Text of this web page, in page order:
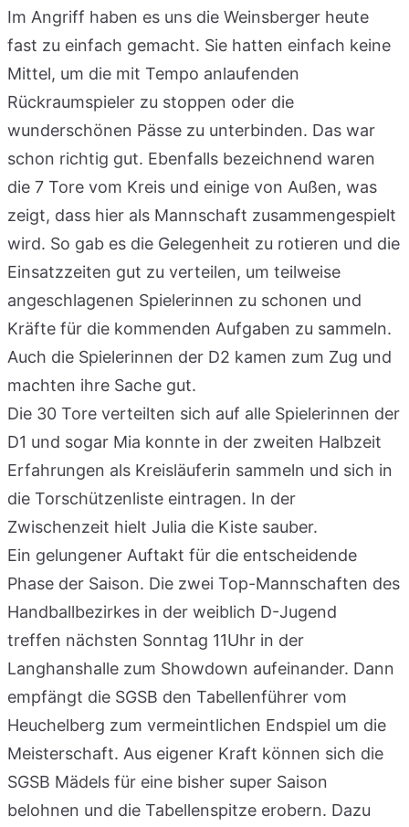
Im Angriff haben es uns die Weinsberger heute
fast zu einfach gemacht. Sie hatten einfach keine
Mittel, um die mit Tempo anlaufenden
Rückraumspieler zu stoppen oder die
wunderschönen Pässe zu unterbinden. Das war
schon richtig gut. Ebenfalls bezeichnend waren
die 7 Tore vom Kreis und einige von Außen, was
zeigt, dass hier als Mannschaft zusammengespielt
wird. So gab es die Gelegenheit zu rotieren und die
Einsatzzeiten gut zu verteilen, um teilweise
angeschlagenen Spielerinnen zu schonen und
Kräfte für die kommenden Aufgaben zu sammeln.
Auch die Spielerinnen der D2 kamen zum Zug und
machten ihre Sache gut.
Die 30 Tore verteilten sich auf alle Spielerinnen der
D1 und sogar Mia konnte in der zweiten Halbzeit
Erfahrungen als Kreisläuferin sammeln und sich in
die Torschützenliste eintragen. In der
Zwischenzeit hielt Julia die Kiste sauber.
Ein gelungener Auftakt für die entscheidende
Phase der Saison. Die zwei Top-Mannschaften des
Handballbezirkes in der weiblich D-Jugend
treffen nächsten Sonntag 11Uhr in der
Langhanshalle zum Showdown aufeinander. Dann
empfängt die SGSB den Tabellenführer vom
Heuchelberg zum vermeintlichen Endspiel um die
Meisterschaft. Aus eigener Kraft können sich die
SGSB Mädels für eine bisher super Saison
belohnen und die Tabellenspitze erobern. Dazu